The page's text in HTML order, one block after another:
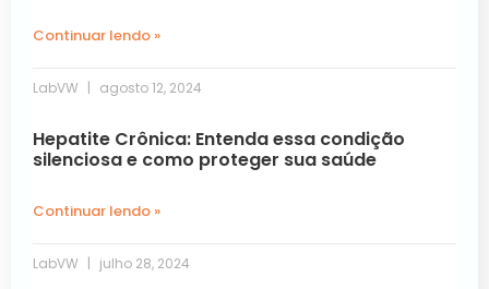
Continuar lendo »
LabVW agosto 12, 2024
Hepatite Crônica: Entenda essa condição
silenciosa e como proteger sua saúde
Continuar lendo »
LabVW julho 28, 2024